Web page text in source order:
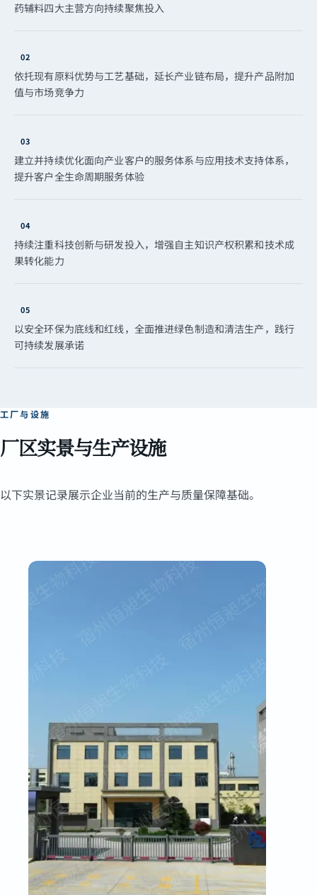
药辅料四大主营方向持续聚焦投入
02
依托现有原料优势与工艺基础，延长产业链布局，提升产品附加
值与市场竞争力
03
建立并持续优化面向产业客户的服务体系与应用技术支持体系，
提升客户全生命周期服务体验
04
持续注重科技创新与研发投入，增强自主知识产权积累和技术成
果转化能力
05
以安全环保为底线和红线，全面推进绿色制造和清洁生产，践行
可持续发展承诺
工厂与设施
厂区实景与生产设施
以下实景记录展示企业当前的生产与质量保障基础。